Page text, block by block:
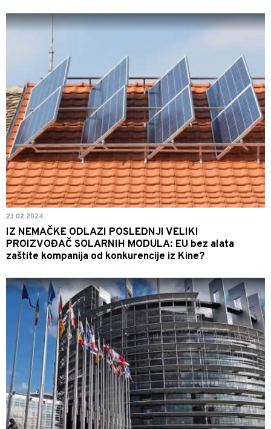
23.02.2024.
IZ NEMAČKE ODLAZI POSLEDNJI VELIKI
PROIZVOĐAČ SOLARNIH MODULA: EU bez alata
zaštite kompanija od konkurencije iz Kine?